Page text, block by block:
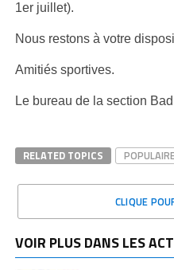
1er juillet).
Nous restons à votre
Amitiés sportives.
Le bureau de la section
RELATED TOPICS POPULAIRE
CLIQUE
VOIR PLUS DANS LES